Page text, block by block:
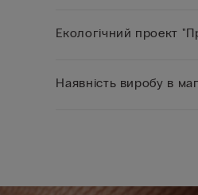
Екологічний проект
Наявність виробу в